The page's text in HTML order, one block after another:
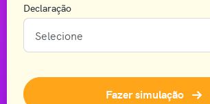
Declaração
Fazer simulação